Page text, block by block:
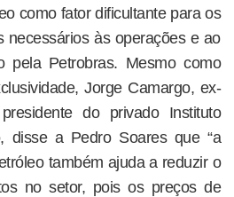
como fator dificultante para os
necessários às operações e ao
pela Petrobras. Mesmo como
Jorge Camargo, ex-
do privado Instituto
disse a Pedro Soares que “a
também ajuda a reduzir o
no setor, pois os preços de